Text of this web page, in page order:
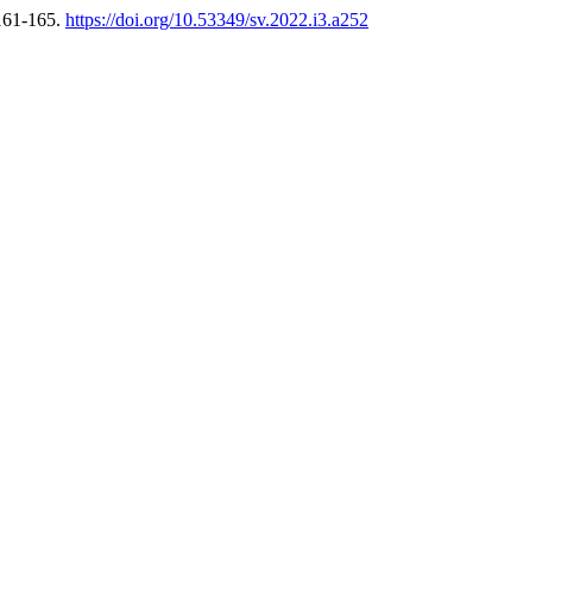
165. https://doi.org/10.53349/sv.2022.i3.a252